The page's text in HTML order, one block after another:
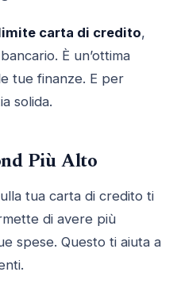
carta di credito,
È un’ottima
tue finanze. E per
solida.
Più Alto
tua carta di credito ti
di avere più
spese. Questo ti aiuta a